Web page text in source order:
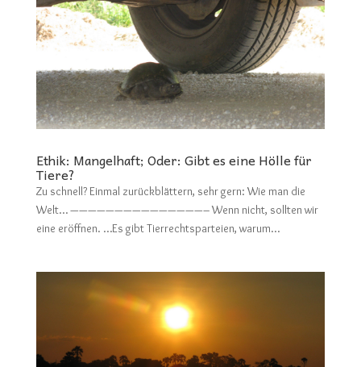
Ethik: Mangelhaft; Oder: Gibt es eine Hölle für
Tiere?
Zu schnell? Einmal zurückblättern, sehr gern: Wie man die
Welt… ———————————————– Wenn nicht, sollten wir
eine eröffnen. …Es gibt Tierrechtsparteien, warum...